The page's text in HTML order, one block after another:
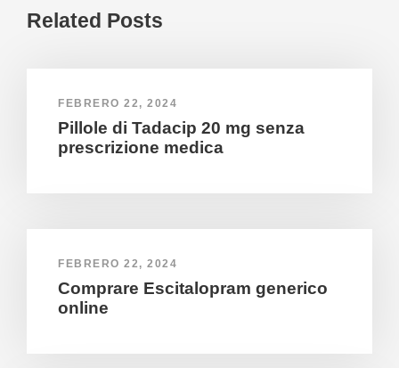
Related Posts
FEBRERO 22, 2024
Pillole di Tadacip 20 mg senza
prescrizione medica
FEBRERO 22, 2024
Comprare Escitalopram generico
online